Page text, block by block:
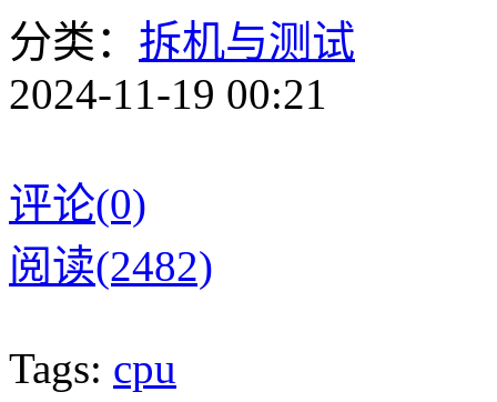
分类： 拆机与测试
2024-11-19 00:21
评论(0)
阅读(2482)
Tags: cpu